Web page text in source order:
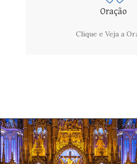
Oração
Clique e Veja a